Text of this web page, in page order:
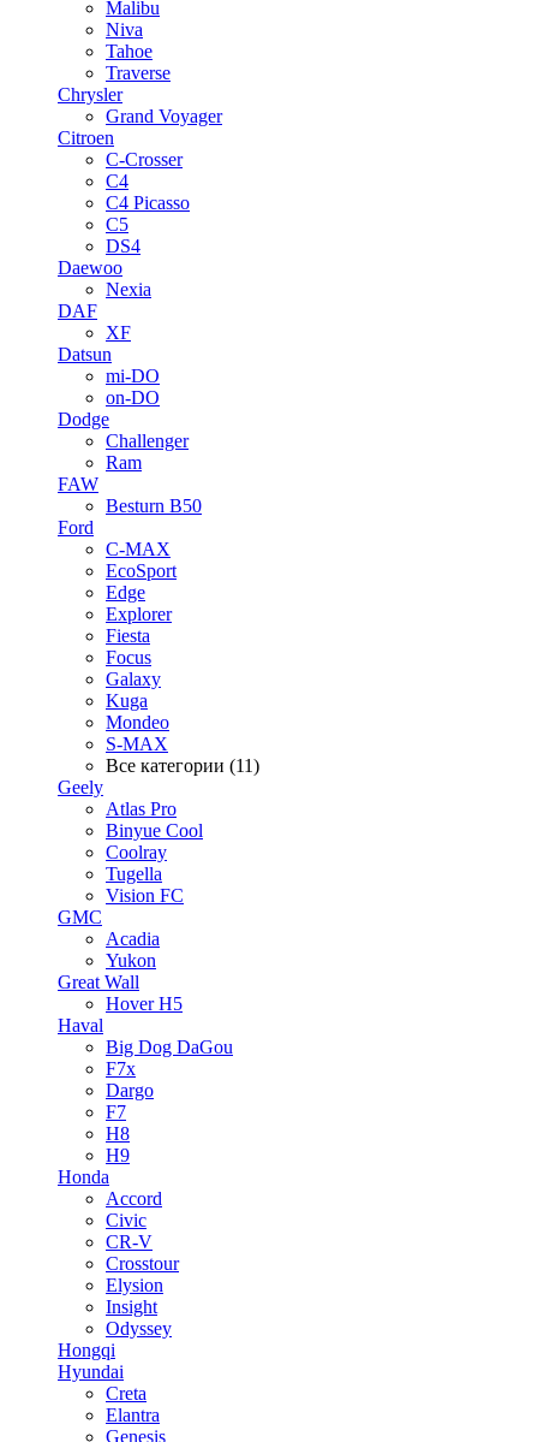
Malibu
Niva
Tahoe
Traverse
Chrysler
Grand Voyager
Citroen
C-Crosser
C4
C4 Picasso
C5
DS4
Daewoo
Nexia
DAF
XF
Datsun
mi-DO
on-DO
Dodge
Challenger
Ram
FAW
Besturn B50
Ford
C-MAX
EcoSport
Edge
Explorer
Fiesta
Focus
Galaxy
Kuga
Mondeo
S-MAX
Все категории (11)
Geely
Atlas Pro
Binyue Cool
Coolray
Tugella
Vision FC
GMC
Acadia
Yukon
Great Wall
Hover H5
Haval
Big Dog DaGou
F7x
Dargo
F7
H8
H9
Honda
Accord
Civic
CR-V
Crosstour
Elysion
Insight
Odyssey
Hongqi
Hyundai
Creta
Elantra
Genesis